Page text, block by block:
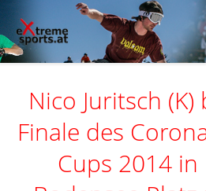
Nico Juritsch
Finale des
Cups 2014 in